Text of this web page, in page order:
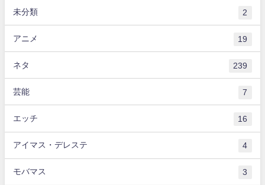
未分類 2
アニメ 19
ネタ 239
芸能 7
エッチ 16
アイマス・デレステ 4
モバマス 3